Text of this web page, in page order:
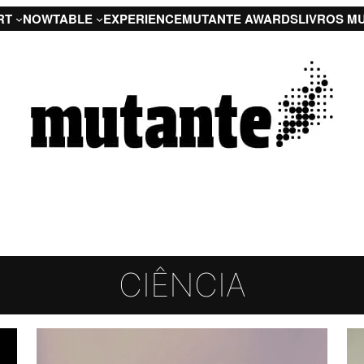
NOWTABLE EXPERIENCEMUTANTE AWARDSLIVROS
CIÊNCIA